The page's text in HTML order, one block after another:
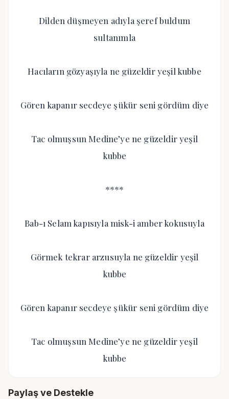
Dilden düşmeyen adıyla şeref buldum
sultanımla
Hacıların gözyaşıyla ne güzeldir yeşil kubbe
Gören kapanır secdeye şükür seni gördüm diye
Tac olmuşsun Medine’ye ne güzeldir yeşil
kubbe
****
Bab-ı Selam kapısıyla misk-i amber kokusuyla
Görmek tekrar arzusuyla ne güzeldir yeşil
kubbe
Gören kapanır secdeye şükür seni gördüm diye
Tac olmuşsun Medine’ye ne güzeldir yeşil
kubbe
Paylaş ve Destekle